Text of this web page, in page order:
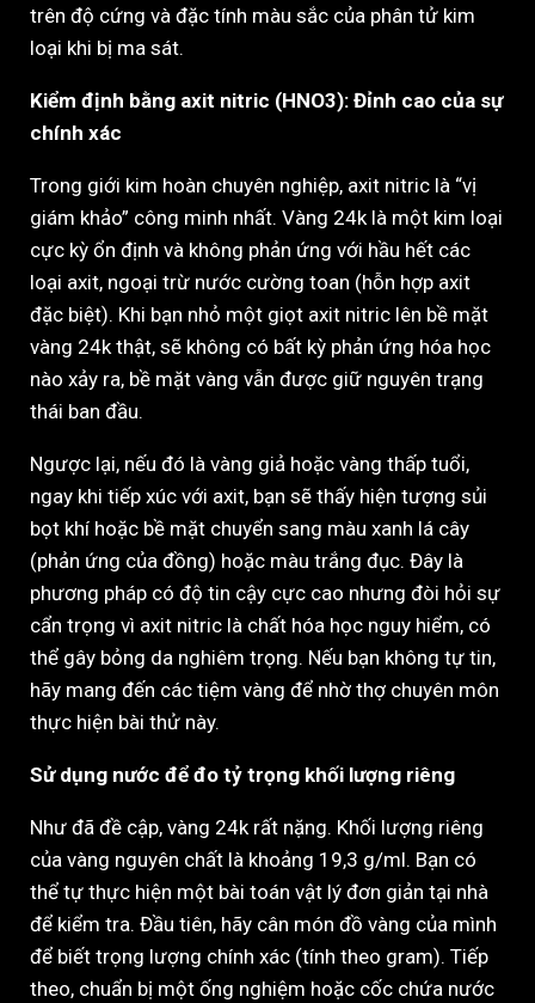
trên độ cứng và đặc tính màu sắc của phân tử kim
loại khi bị ma sát.
Kiểm định bằng axit nitric (HNO3): Đỉnh cao của sự
chính xác
Trong giới kim hoàn chuyên nghiệp, axit nitric là “vị
giám khảo” công minh nhất. Vàng 24k là một kim loại
cực kỳ ổn định và không phản ứng với hầu hết các
loại axit, ngoại trừ nước cường toan (hỗn hợp axit
đặc biệt). Khi bạn nhỏ một giọt axit nitric lên bề mặt
vàng 24k thật, sẽ không có bất kỳ phản ứng hóa học
nào xảy ra, bề mặt vàng vẫn được giữ nguyên trạng
thái ban đầu.
Ngược lại, nếu đó là vàng giả hoặc vàng thấp tuổi,
ngay khi tiếp xúc với axit, bạn sẽ thấy hiện tượng sủi
bọt khí hoặc bề mặt chuyển sang màu xanh lá cây
(phản ứng của đồng) hoặc màu trắng đục. Đây là
phương pháp có độ tin cậy cực cao nhưng đòi hỏi sự
cẩn trọng vì axit nitric là chất hóa học nguy hiểm, có
thể gây bỏng da nghiêm trọng. Nếu bạn không tự tin,
hãy mang đến các tiệm vàng để nhờ thợ chuyên môn
thực hiện bài thử này.
Sử dụng nước để đo tỷ trọng khối lượng riêng
Như đã đề cập, vàng 24k rất nặng. Khối lượng riêng
của vàng nguyên chất là khoảng 19,3 g/ml. Bạn có
thể tự thực hiện một bài toán vật lý đơn giản tại nhà
để kiểm tra. Đầu tiên, hãy cân món đồ vàng của mình
để biết trọng lượng chính xác (tính theo gram). Tiếp
theo, chuẩn bị một ống nghiệm hoặc cốc chứa nước